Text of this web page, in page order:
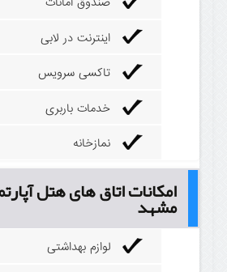
اینترنت در لابی
تاکسی سرویس
خدمات باربری
نمازخانه
امکانات اتاق های هتل
مشهد
لوازم بهداشتی